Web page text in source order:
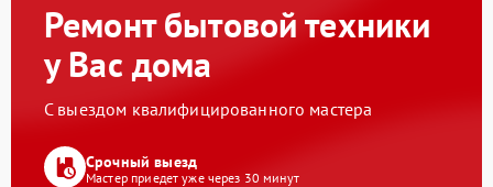
Ремонт бытовой техники
у Вас дома
С выездом квалифицированного мастера
Срочный выезд
Мастер приедет уже через 30 минут